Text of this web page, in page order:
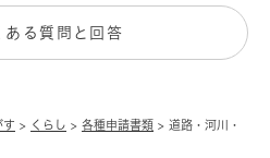
す > くらし > 各種申請書類 > 道路・河川・
ある質問と回答